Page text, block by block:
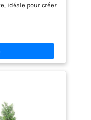
idéale pour créer
attire
contribuant
jardin. Placez la
dans un coin
terrasse pour
parfumée; elle
sol bien drainé
pour une